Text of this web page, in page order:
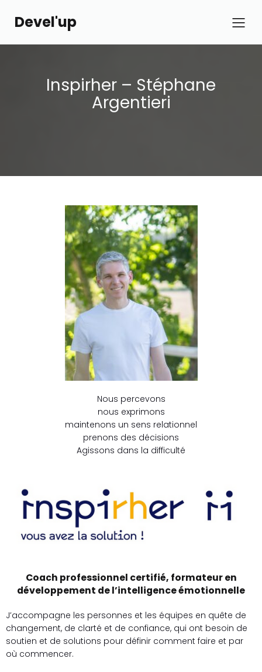
Devel'up
Inspirher – Stéphane
Argentieri
Nous percevons
nous exprimons
maintenons un sens relationnel
prenons des décisions
Agissons dans la difficulté
Coach professionnel certifié, formateur en
développement de l’intelligence émotionnelle
J’accompagne les personnes et les équipes en quête de
changement, de clarté et de confiance, qui ont besoin de
soutien et de solutions pour définir comment faire et par
où commencer.